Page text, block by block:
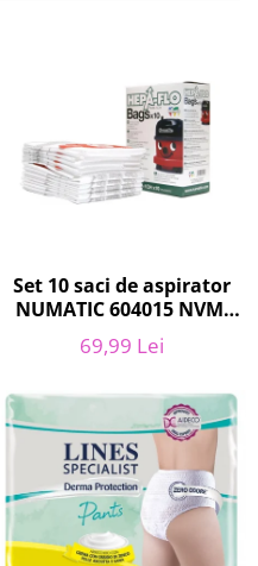
Set 10 saci de aspirator
NUMATIC 604015 NVM-
1CH, 9L
69,99 Lei